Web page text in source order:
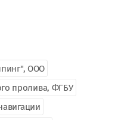
ООО
пролива, ФГБУ